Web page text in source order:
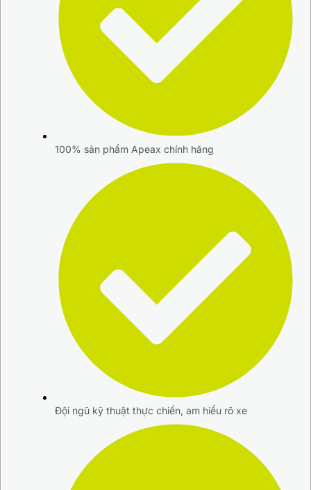
100% sản phẩm Apeax chính hãng
Đội ngũ kỹ thuật thực chiến, am hiểu rõ xe